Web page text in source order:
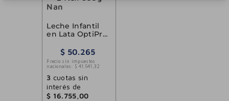
Nan
Leche Infantil
en Lata OptiPro
$ 50.265
Precio sin impuestos
nacionales: $ 41 . 541 ,32
3 cuotas sin
interés de
$ 16.755,00